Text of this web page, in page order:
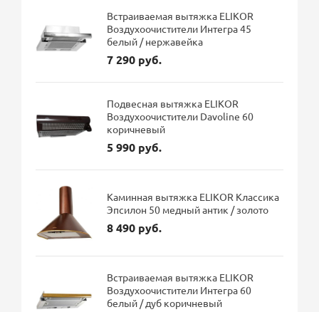
Встраиваемая вытяжка ELIKOR
Воздухоочистители Интегра 45
белый / нержавейка
7 290 руб.
Подвесная вытяжка ELIKOR
Воздухоочистители Davoline 60
коричневый
5 990 руб.
Каминная вытяжка ELIKOR Классика
Эпсилон 50 медный антик / золото
8 490 руб.
Встраиваемая вытяжка ELIKOR
Воздухоочистители Интегра 60
белый / дуб коричневый